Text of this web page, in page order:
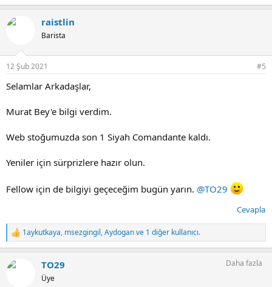
e
k
:
raistlin
Barista
12 Şub 2021 #5
Selamlar Arkadaşlar,
Murat Bey'e bilgi verdim.
Web stoğumuzda son 1 Siyah Comandante kaldı.
Yeniler için sürprizlere hazır olun.
Fellow için de bilgiyi geçeceğim bugün yarın. @TO29
Cevapla
T
e
k
1aykutkaya, msezgingil,Aydoganve 1 diğer kullanıcı.
TO29
Üye
Daha fazla